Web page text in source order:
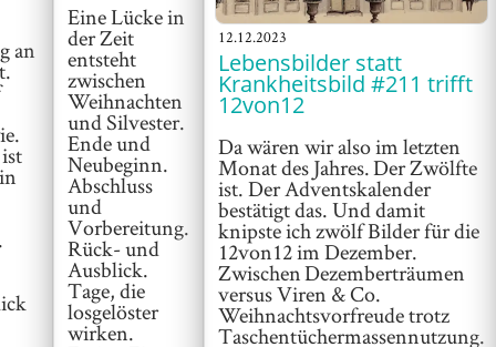
an
Eine Lücke in
der Zeit
entsteht
zwischen
Weihnachten
und Silvester.
Ende und
Neubeginn.
Abschluss
und
Vorbereitung.
Rück- und
Ausblick.
Tage, die
losgelöster
wirken.
12.12.2023
Lebensbilder statt
Krankheitsbild #211 trifft
12von12
Da wären wir also im letzten
Monat des Jahres. Der Zwölfte
ist. Der Adventskalender
bestätigt das. Und damit
knipste ich zwölf Bilder für die
12von12 im Dezember.
Zwischen Dezemberträumen
versus Viren & Co.
Weihnachtsvorfreude trotz
Taschentüchermassennutzung.